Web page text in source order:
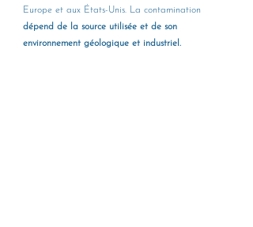
Europe et aux États-Unis. La contamination
dépend de la source utilisée et de son
environnement géologique et industriel.